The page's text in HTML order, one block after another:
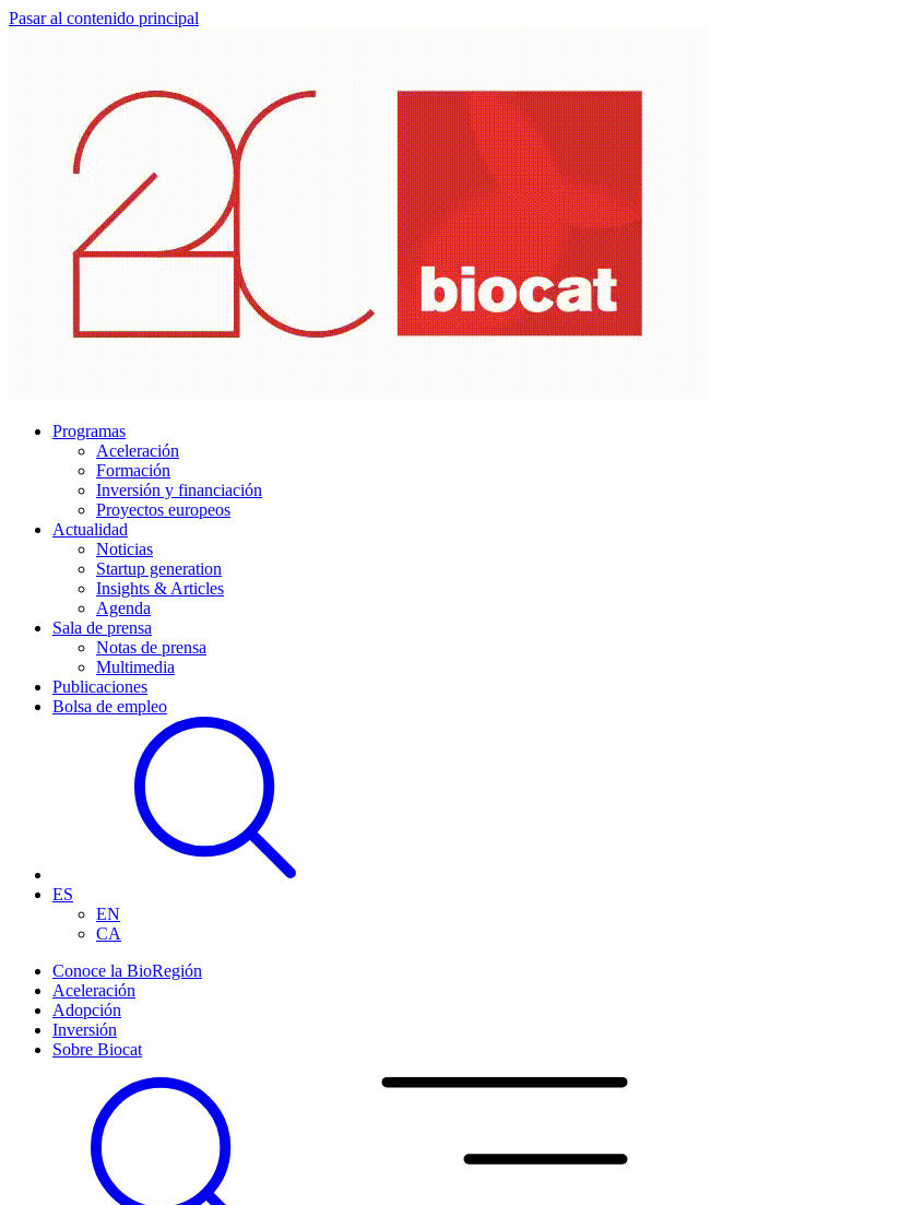
Pasar al contenido principal
Programas
Aceleración
Formación
Inversión y financiación
Proyectos europeos
Actualidad
Noticias
Startup generation
Insights & Articles
Agenda
Sala de prensa
Notas de prensa
Multimedia
Publicaciones
Bolsa de empleo
ES
EN
CA
Conoce la BioRegión
Aceleración
Adopción
Inversión
Sobre Biocat